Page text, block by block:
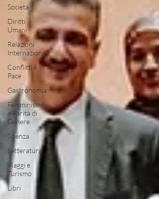
Società
Diritti
Umani
Relazioni
Internazionali
Conflitti e
Pace
Gastronomia
Femminismo
e Parità di
Genere
Scienza
Letteratura
Viaggi e
Turismo
Libri